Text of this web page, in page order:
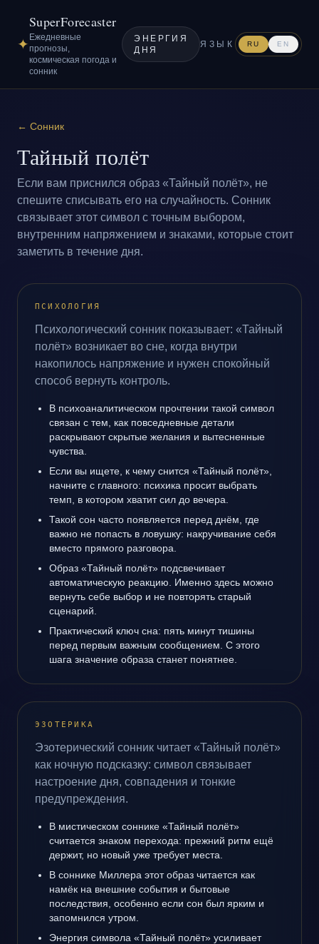
✦
SuperForecaster
Ежедневные
прогнозы,
космическая погода и
сонник
ЭНЕРГИЯ
ДНЯ
ЯЗЫК RU EN
← Сонник
Тайный полёт
Если вам приснился образ «Тайный полёт», не
спешите списывать его на случайность. Сонник
связывает этот символ с точным выбором,
внутренним напряжением и знаками, которые стоит
заметить в течение дня.
ПСИХОЛОГИЯ
Психологический сонник показывает: «Тайный
полёт» возникает во сне, когда внутри
накопилось напряжение и нужен спокойный
способ вернуть контроль.
В психоаналитическом прочтении такой символ
связан с тем, как повседневные детали
раскрывают скрытые желания и вытесненные
чувства.
Если вы ищете, к чему снится «Тайный полёт»,
начните с главного: психика просит выбрать
темп, в котором хватит сил до вечера.
Такой сон часто появляется перед днём, где
важно не попасть в ловушку: накручивание себя
вместо прямого разговора.
Образ «Тайный полёт» подсвечивает
автоматическую реакцию. Именно здесь можно
вернуть себе выбор и не повторять старый
сценарий.
Практический ключ сна: пять минут тишины
перед первым важным сообщением. С этого
шага значение образа станет понятнее.
ЭЗОТЕРИКА
Эзотерический сонник читает «Тайный полёт»
как ночную подсказку: символ связывает
настроение дня, совпадения и тонкие
предупреждения.
В мистическом соннике «Тайный полёт»
считается знаком перехода: прежний ритм ещё
держит, но новый уже требует места.
В соннике Миллера этот образ читается как
намёк на внешние события и бытовые
последствия, особенно если сон был ярким и
запомнился утром.
Энергия символа «Тайный полёт» усиливает